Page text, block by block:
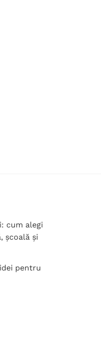
cum alegi
școală și
pentru